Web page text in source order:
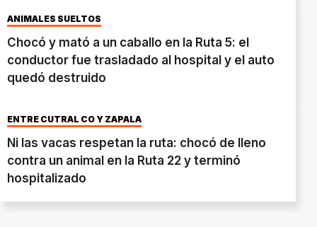
ANIMALES SUELTOS
Chocó y mató a un caballo en la Ruta 5: el
conductor fue trasladado al hospital y el auto
quedó destruido
ENTRE CUTRAL CO Y ZAPALA
Ni las vacas respetan la ruta: chocó de lleno
contra un animal en la Ruta 22 y terminó
hospitalizado